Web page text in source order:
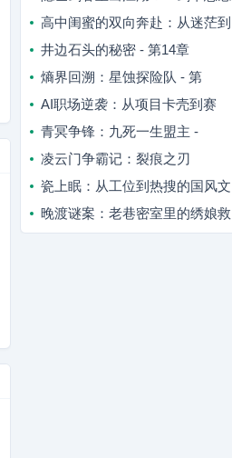
高中闺蜜的双向奔赴：从迷茫到
井边石头的秘密 - 第14章
熵界回溯：星蚀探险队 - 第
AI职场逆袭：从项目卡壳到赛
青冥争锋：九死一生盟主 -
凌云门争霸记：裂痕之刃
瓷上眠：从工位到热搜的国风文
晚渡谜案：老巷密室里的绣娘救